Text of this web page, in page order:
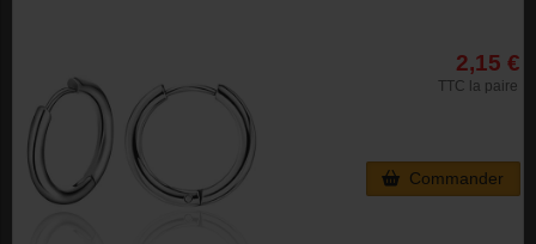
2,15 €
TTC la paire
Commander